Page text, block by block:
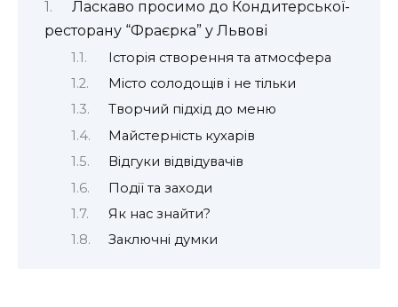
Ласкаво просимо до Кондитерської-
ресторану “Фраєрка” у Львові
Історія створення та атмосфера
Місто солодощів і не тільки
Творчий підхід до меню
Майстерність кухарів
Відгуки відвідувачів
Події та заходи
Як нас знайти?
Заключні думки